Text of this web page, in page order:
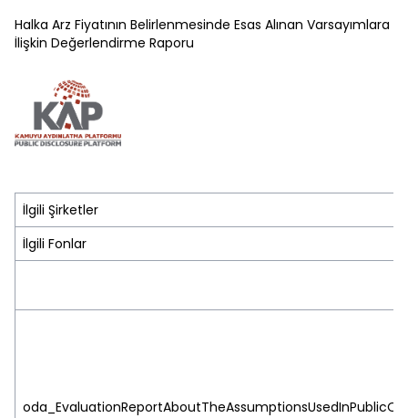
Halka Arz Fiyatının Belirlenmesinde Esas Alınan Varsayımlara
İlişkin Değerlendirme Raporu
İlgili Şirketler
İlgili Fonlar